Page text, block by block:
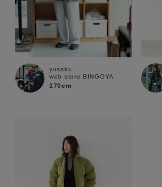
yusaku
web store BINGOYA
170cm